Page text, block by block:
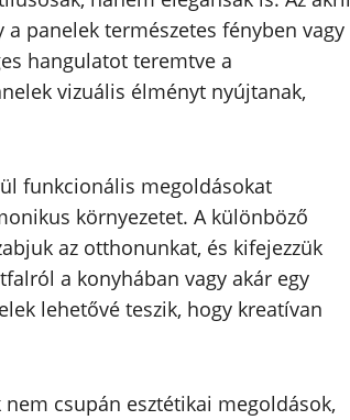
panelek természetes fényben vagy
hangulatot teremtve a
vizuális élményt nyújtanak,
funkcionális megoldásokat
környezetet. A különböző
az otthonunkat, és kifejezzük
a konyhában vagy akár egy
lehetővé teszik, hogy kreatívan
csupán esztétikai megoldások,